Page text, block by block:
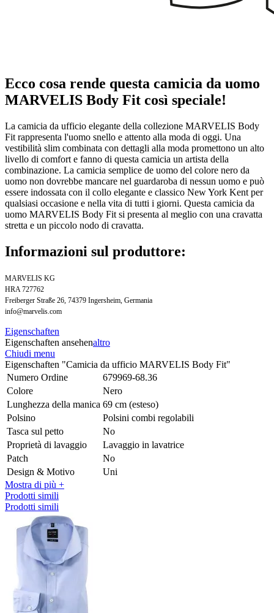
Ecco cosa rende questa camicia da uomo
MARVELIS Body Fit così speciale!
La camicia da ufficio elegante della collezione MARVELIS Body
Fit rappresenta l'uomo snello e attento alla moda di oggi. Una
vestibilità slim combinata con dettagli alla moda promettono un alto
livello di comfort e fanno di questa camicia un artista della
combinazione. La camicia semplice de uomo del colore nero da
uomo non dovrebbe mancare nel guardaroba di nessun uomo e può
essere indossata con il collo elegante e classico New York Kent per
qualsiasi occasione e nella vita di tutti i giorni. Questa camicia da
uomo MARVELIS Body Fit si presenta al meglio con una cravatta
stretta e un piccolo nodo di cravatta.
Informazioni sul produttore:
MARVELIS KG
HRA 727762
Freiberger Straße 26, 74379 Ingersheim, Germania
info@marvelis.com
Eigenschaften
Eigenschaften ansehenaltro
Chiudi menu
Eigenschaften "Camicia da ufficio MARVELIS Body Fit"
Numero Ordine
679969-68.36
Colore
Nero
Lunghezza della manica 69 cm (esteso)
Polsino
Polsini combi regolabili
Tasca sul petto
No
Proprietà di lavaggio
Lavaggio in lavatrice
Patch
No
Design & Motivo
Uni
Mostra di più +
Prodotti simili
Prodotti simili